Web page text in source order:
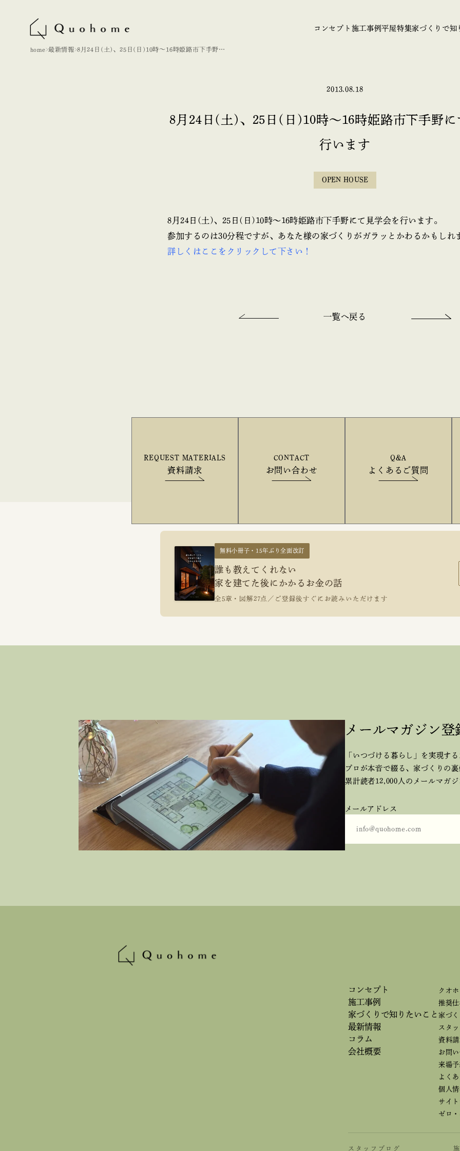
コンセプト 施工事例平屋特集家づくりで知
home 最新情報 8月24日(土)、25日(日)10時～16時姫路市下手野に
2013.08.18
8月24日(土)、25日(日)10時～16時姫路市下手野に
行います
OPEN HOUSE
8月24日(土)、25日(日)10時～16時姫路市下手野にて見学会を行います。
参加するのは30分程ですが、あなた様の家づくりがガラッとかわるかもしれ
詳しくはここをクリックして下さい！
一覧へ戻る
REQUEST MATERIALS
資料請求
CONTACT
お問い合わせ
Q&A
よくあるご質問
無料小冊子・15年ぶり全面改訂
誰も教えてくれない
家を建てた後にかかるお金の話
全5章・図解27点／ご登録後すぐにお読みいただけます
メールマガジン登
「いつづける暮らし」を実現す
プロが本音で綴る、家づくりの裏
累計読者12,000人のメールマガジ
メールアドレス
コンセプト
施工事例
家づくりで知りたいこと
最新情報
コラム
会社概要
クオ
推奨
家づ
スタッ
資料
お問
来場
よく
個人
サイ
ゼロ
スタッフブログ